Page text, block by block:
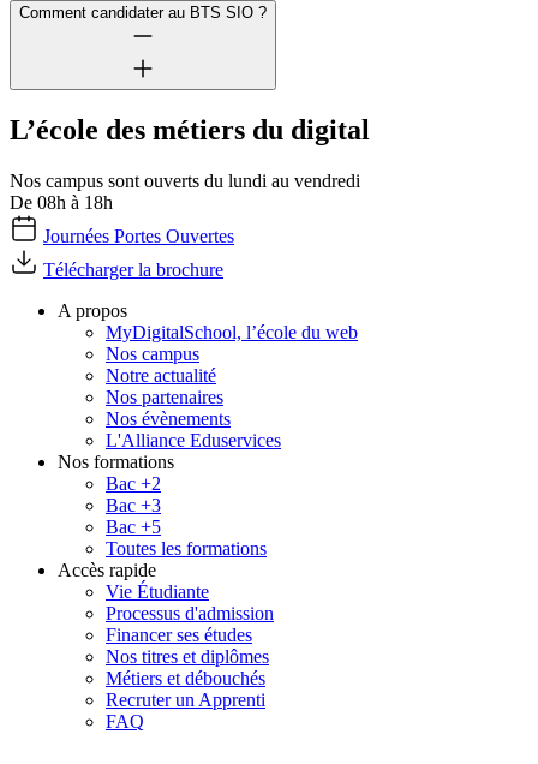
Comment candidater au BTS SIO ?
L’école des métiers du digital
Nos campus sont ouverts du lundi au vendredi
De 08h à 18h
Journées Portes Ouvertes
Télécharger la brochure
A propos
MyDigitalSchool, l’école du web
Nos campus
Notre actualité
Nos partenaires
Nos évènements
L'Alliance Eduservices
Nos formations
Bac +2
Bac +3
Bac +5
Toutes les formations
Accès rapide
Vie Étudiante
Processus d'admission
Financer ses études
Nos titres et diplômes
Métiers et débouchés
Recruter un Apprenti
FAQ